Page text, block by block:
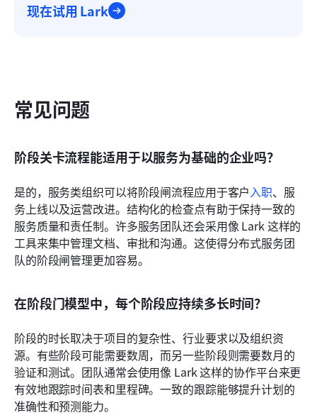
现在试用 Lark
常见问题
阶段关卡流程能适用于以服务为基础的企业吗？
是的，服务类组织可以将阶段闸流程应用于客户入职、服
务上线以及运营改进。结构化的检查点有助于保持一致的
服务质量和责任制。许多服务团队还会采用像 Lark 这样的
工具来集中管理文档、审批和沟通。这使得分布式服务团
队的阶段闸管理更加容易。
在阶段门模型中，每个阶段应持续多长时间？
阶段的时长取决于项目的复杂性、行业要求以及组织资
源。有些阶段可能需要数周，而另一些阶段则需要数月的
验证和测试。团队通常会使用像 Lark 这样的协作平台来更
有效地跟踪时间表和里程碑。一致的跟踪能够提升计划的
准确性和预测能力。